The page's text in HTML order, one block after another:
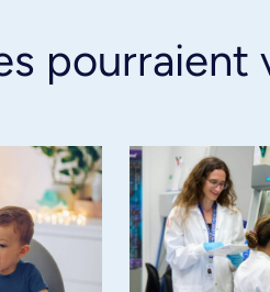
pourraient